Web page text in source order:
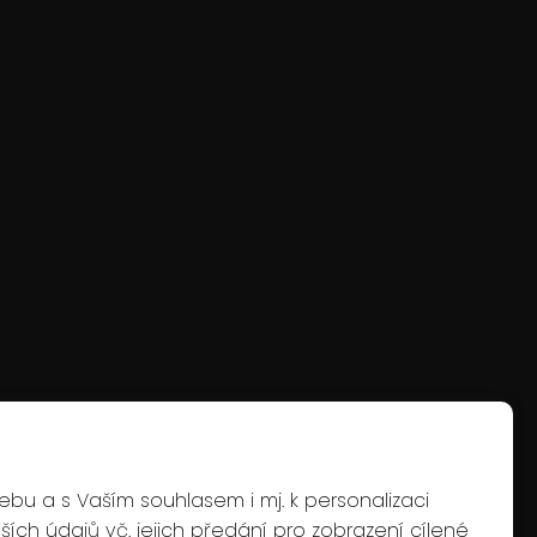
a s Vaším souhlasem i mj. k personalizaci
údajů vč. jejich předání pro zobrazení cílené